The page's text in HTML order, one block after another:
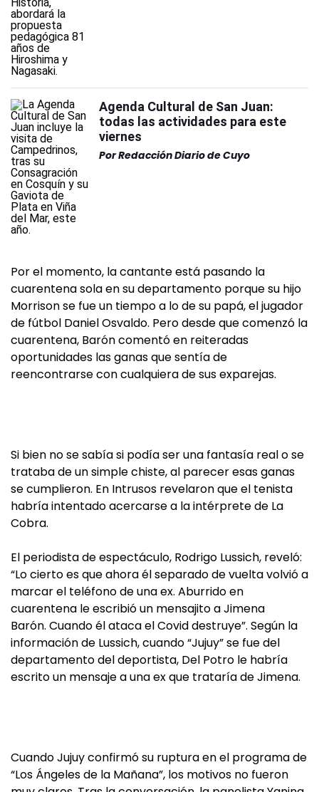
Agenda Cultural de San Juan:
todas las actividades para este
viernes
PorRedacción Diario de Cuyo
Por el momento, la cantante está pasando la
cuarentena sola en su departamento porque su hijo
Morrison se fue un tiempo a lo de su papá, el jugador
de fútbol Daniel Osvaldo. Pero desde que comenzó la
cuarentena, Barón comentó en reiteradas
oportunidades las ganas que sentía de
reencontrarse con cualquiera de sus exparejas.
Si bien no se sabía si podía ser una fantasía real o se
trataba de un simple chiste, al parecer esas ganas
se cumplieron. En Intrusos revelaron que el tenista
habría intentado acercarse a la intérprete de La
Cobra.
El periodista de espectáculo, Rodrigo Lussich, reveló:
“Lo cierto es que ahora él separado de vuelta volvió a
marcar el teléfono de una ex. Aburrido en
cuarentena le escribió un mensajito a Jimena
Barón. Cuando él ataca el Covid destruye”. Según la
información de Lussich, cuando “Jujuy” se fue del
departamento del deportista, Del Potro le habría
escrito un mensaje a una ex que trataría de Jimena.
Cuando Jujuy confirmó su ruptura en el programa de
“Los Ángeles de la Mañana”, los motivos no fueron